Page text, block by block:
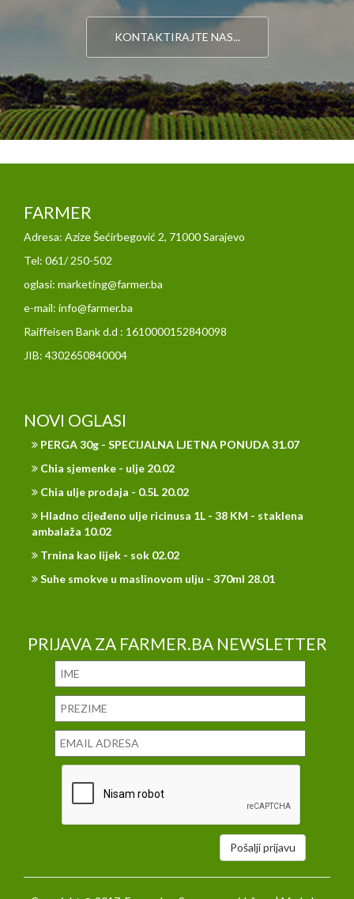
KONTAKTIRAJTE NAS...
FARMER
Adresa: Azize Šećirbegović 2, 71000 Sarajevo
Tel: 061/ 250-502
oglasi: marketing@farmer.ba
e-mail: info@farmer.ba
Raiffeisen Bank d.d : 1610000152840098
JIB: 4302650840004
NOVI OGLASI
PERGA 30g - SPECIJALNA LJETNA PONUDA 31.07
Chia sjemenke - ulje 20.02
Chia ulje prodaja - 0.5L 20.02
Hladno cijeđeno ulje ricinusa 1L - 38 KM - staklena
ambalaža 10.02
Trnina kao lijek - sok 02.02
Suhe smokve u maslinovom ulju - 370ml 28.01
PRIJAVA ZA FARMER.BA NEWSLETTER
Pošalji prijavu